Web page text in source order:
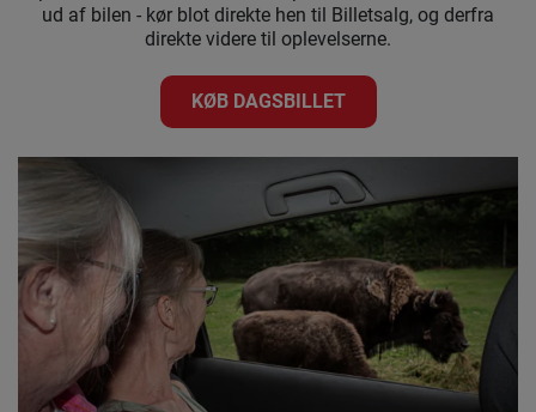
ud af bilen - kør blot direkte hen til Billetsalg, og derfra
direkte videre til oplevelserne.
KØB DAGSBILLET